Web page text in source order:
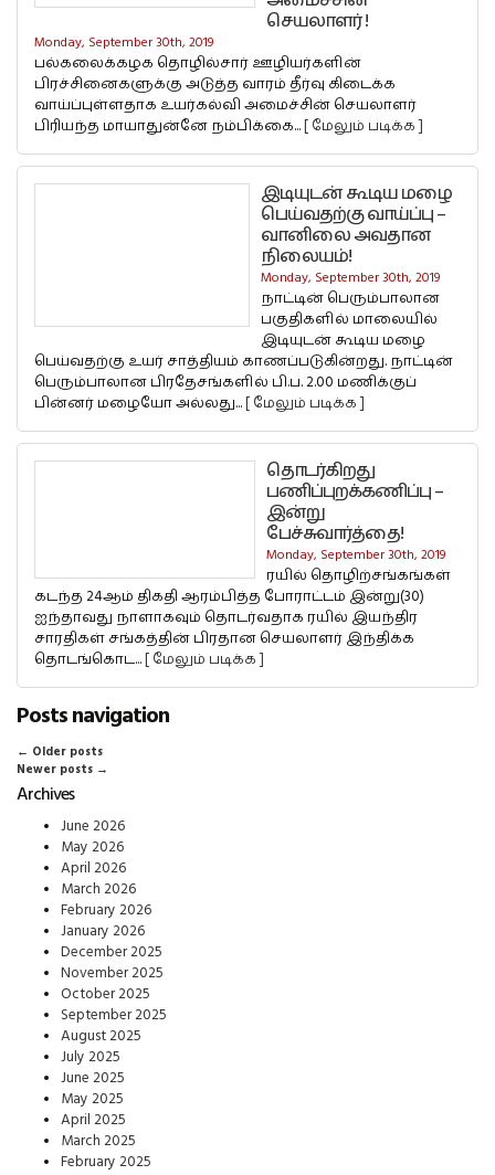
செயலாளர் !
Monday, September 30th, 2019
பல்கலைக்கழக தொழில்சார் ஊழியர்களின்
பிரச்சினைகளுக்கு அடுத்த வாரம் தீர்வு கிடைக்க
வாய்ப்புள்ளதாக உயர்கல்வி அமைச்சின் செயலாளர்
பிரியந்த மாயாதுன்னே நம்பிக்கை... [ மேலும் படிக்க ]
இடியுடன் கூடிய மழை
பெய்வதற்கு வாய்ப்பு –
வானிலை அவதான
நிலையம்!
Monday, September 30th, 2019
நாட்டின் பெரும்பாலான
பகுதிகளில் மாலையில்
இடியுடன் கூடிய மழை
பெய்வதற்கு உயர் சாத்தியம் காணப்படுகின்றது. நாட்டின்
பெரும்பாலான பிரதேசங்களில் பி.ப. 2.00 மணிக்குப்
பின்னர் மழையோ அல்லது... [ மேலும் படிக்க ]
தொடர்கிறது
பணிப்புறக்கணிப்பு –
இன்று
பேச்சுவார்த்தை!
Monday, September 30th, 2019
ரயில் தொழிற்சங்கங்கள்
கடந்த 24ஆம் திகதி ஆரம்பித்த போராட்டம் இன்று(30)
ஐந்தாவது நாளாகவும் தொடர்வதாக ரயில் இயந்திர
சாரதிகள் சங்கத்தின் பிரதான செயலாளர் இந்திக்க
தொடங்கொட... [ மேலும் படிக்க ]
Posts navigation
← Older posts
Newer posts →
Archives
June 2026
May 2026
April 2026
March 2026
February 2026
January 2026
December 2025
November 2025
October 2025
September 2025
August 2025
July 2025
June 2025
May 2025
April 2025
March 2025
February 2025